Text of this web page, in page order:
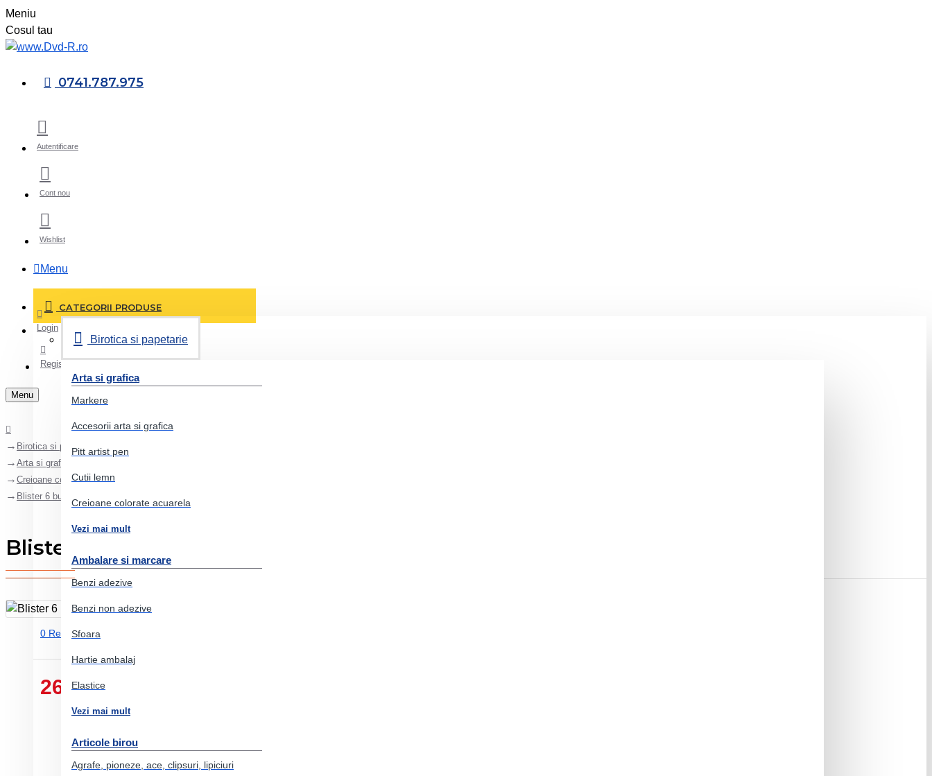
Meniu
Cosul tau
0741.787.975
Autentificare
Cont nou
Wishlist
Menu
CATEGORII PRODUSE
Birotica si papetarie
Arta si grafica
Markere
Accesorii arta si grafica
Pitt artist pen
Cutii lemn
Creioane colorate acuarela
Vezi mai mult
Ambalare si marcare
Benzi adezive
Benzi non adezive
Sfoara
Hartie ambalaj
Elastice
Vezi mai mult
Articole birou
Agrafe, pioneze, ace, clipsuri, lipiciuri
Login
Register
Menu
Birotica si papetarie
Arta si grafica
Creioane colorate acuarela
Blister 6 buc creion grafit aquarelle + pensula faber-castell
Blister 6 buc creion grafit aquarelle + pensula faber-castell
0 Review-uri.
26.00 Lei